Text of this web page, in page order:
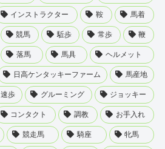
インストラクター 鞍 馬着
競馬 駈歩 常歩 鞭
落馬 馬具 ヘルメット
日高ケンタッキーファーム 馬産地
速歩 グルーミング ジョッキー
コンタクト 調教 お手入れ
競走馬 騎座 牝馬